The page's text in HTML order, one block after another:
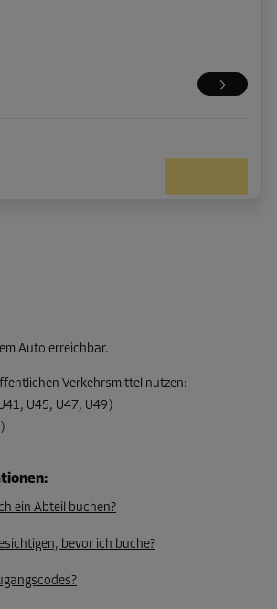
Auto erreichbar.
Verkehrsmittel nutzen:
U45, U47, U49)
:
ein Abteil buchen?
bevor ich buche?